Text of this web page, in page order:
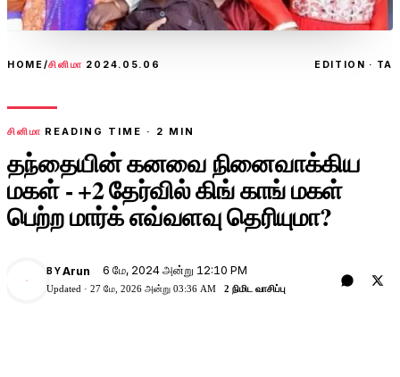
HOME/சினிமா 2024.05.06 EDITION · TA
சினிமா READING TIME · 2 MIN
தந்தையின் கனவை நினைவாக்கிய
மகள் - +2 தேர்வில் கிங் காங் மகள்
பெற்ற மார்க் எவ்வளவு தெரியுமா?
A
BYArun 6 மே, 2024 அன்று 12:10 PM
Updated · 27 மே, 2026 அன்று 03:36 AM 2 நிமிட வாசிப்பு